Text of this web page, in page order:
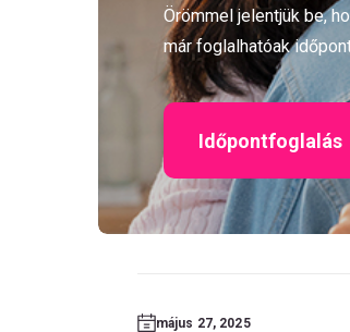
Örömmel jelentjük be,
már foglalhatóak
Időpontfoglalás
május 27, 2025